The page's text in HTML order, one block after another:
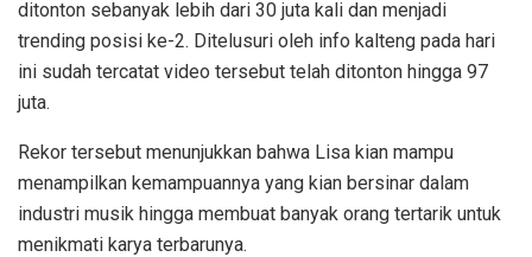
ditonton sebanyak lebih dari 30 juta kali dan menjadi
trending posisi ke-2. Ditelusuri oleh info kalteng pada hari
ini sudah tercatat video tersebut telah ditonton hingga 97
juta.
Rekor tersebut menunjukkan bahwa Lisa kian mampu
menampilkan kemampuannya yang kian bersinar dalam
industri musik hingga membuat banyak orang tertarik untuk
menikmati karya terbarunya.